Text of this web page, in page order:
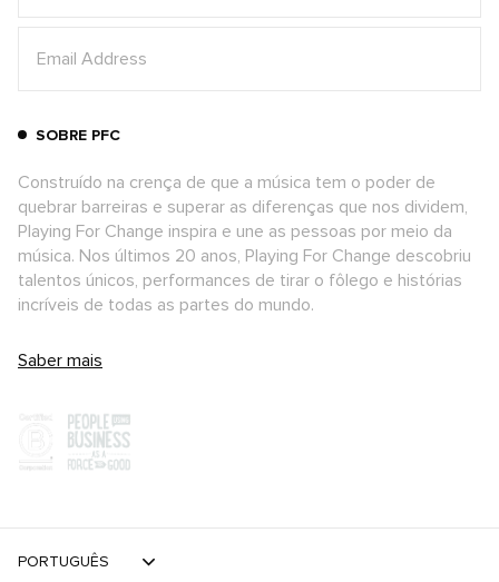
SOBRE PFC
Construído na crença de que a música tem o poder de
quebrar barreiras e superar as diferenças que nos dividem,
Playing For Change inspira e une as pessoas por meio da
música. Nos últimos 20 anos, Playing For Change descobriu
talentos únicos, performances de tirar o fôlego e histórias
incríveis de todas as partes do mundo.
Saber mais
PORTUGUÊS